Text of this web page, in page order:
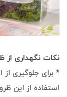
نکات نگهداری از
* برای جلوگیری از
استفاده از این